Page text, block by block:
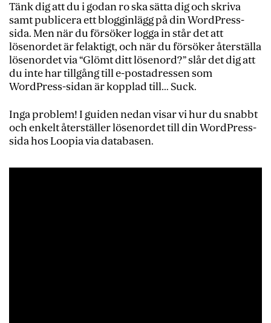
Tänk dig att du i godan ro ska sätta dig och skriva
samt publicera ett blogginlägg på din WordPress-
sida. Men när du försöker logga in står det att
lösenordet är felaktigt, och när du försöker återställa
lösenordet via “Glömt ditt lösenord?” slår det dig att
du inte har tillgång till e-postadressen som
WordPress-sidan är kopplad till… Suck.
Inga problem! I guiden nedan visar vi hur du snabbt
och enkelt återställer lösenordet till din WordPress-
sida hos Loopia via databasen.